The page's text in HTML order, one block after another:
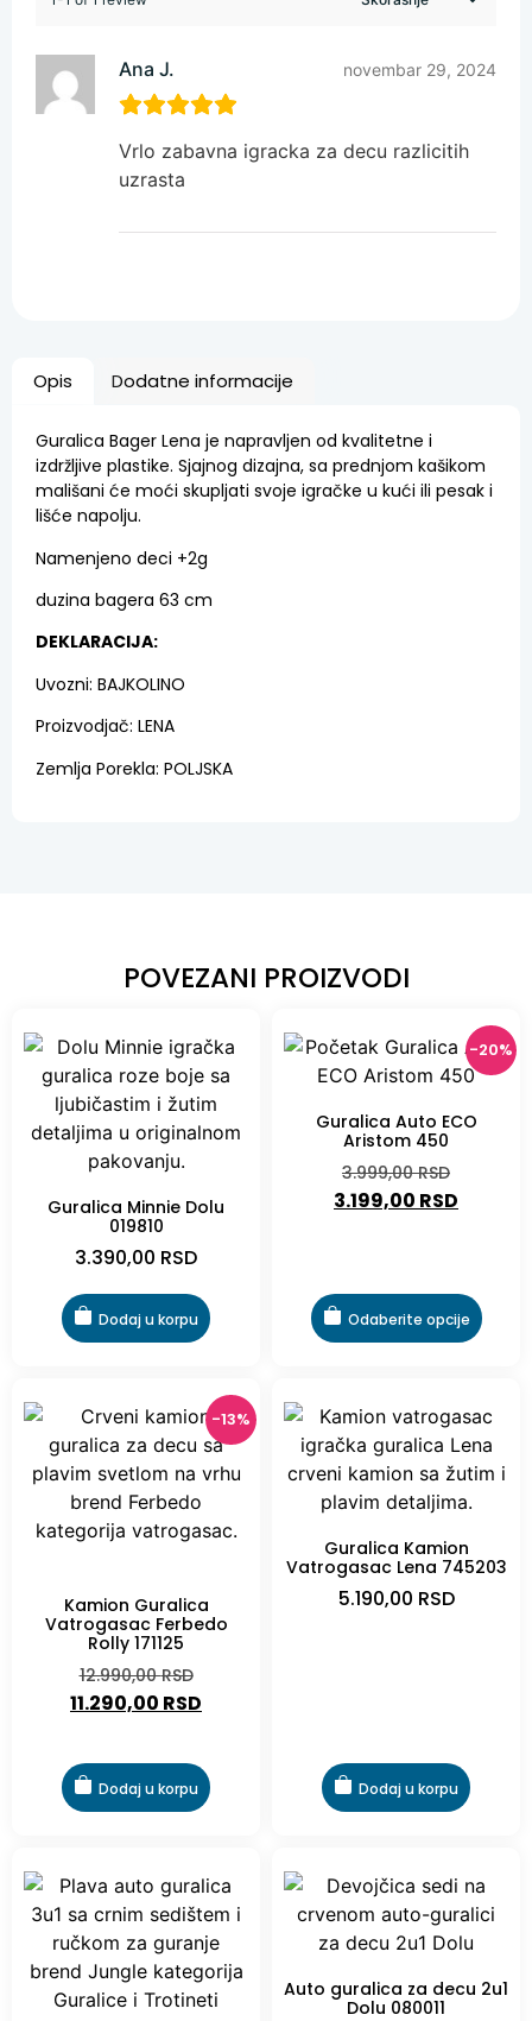
Opis Dodatne informacije
Guralica Bager Lena je napravljen od kvalitetne i
izdržljive plastike. Sjajnog dizajna, sa prednjom kašikom
mališani će moći skupljati svoje igračke u kući ili pesak i
lišće napolju.
Namenjeno deci +2g
duzina bagera 63 cm
DEKLARACIJA:
Uvozni: BAJKOLINO
Proizvodjač: LENA
Zemlja Porekla: POLJSKA
Ana J. novembar 29, 2024
Vrlo zabavna igracka za decu razlicitih
uzrasta
POVEZANI PROIZVODI
Guralica Minnie Dolu
019810
3.390,00 RSD
Dodaj u korpu
-20%
Guralica Auto ECO
Aristom 450
3.999,00RSD
3.199,00 RSD
Odaberite opcije
-13%
Kamion Guralica
Vatrogasac Ferbedo
Rolly 171125
12.990,00RSD
11.290,00 RSD
Dodaj u korpu
Guralica Kamion
Vatrogasac Lena 745203
5.190,00 RSD
Dodaj u korpu
Auto guralica za decu 2u1
Dolu 080011